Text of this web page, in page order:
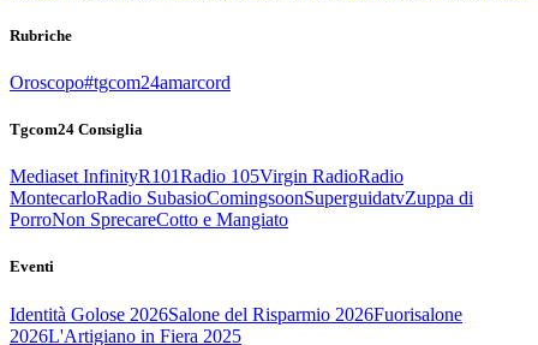
Rubriche
Oroscopo#tgcom24amarcord
Tgcom24 Consiglia
Mediaset InfinityR101Radio 105Virgin RadioRadio
MontecarloRadio SubasioComingsoonSuperguidatvZuppa di
PorroNon SprecareCotto e Mangiato
Eventi
Identità Golose 2026Salone del Risparmio 2026Fuorisalone
2026L'Artigiano in Fiera 2025